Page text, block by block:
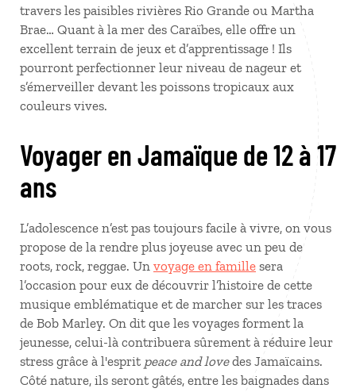
travers les paisibles rivières Rio Grande ou Martha
Brae… Quant à la mer des Caraïbes, elle offre un
excellent terrain de jeux et d’apprentissage ! Ils
pourront perfectionner leur niveau de nageur et
s’émerveiller devant les poissons tropicaux aux
couleurs vives.
Voyager en Jamaïque de 12 à 17
ans
L’adolescence n’est pas toujours facile à vivre, on vous
propose de la rendre plus joyeuse avec un peu de
roots, rock, reggae. Un voyage en famille sera
l’occasion pour eux de découvrir l’histoire de cette
musique emblématique et de marcher sur les traces
de Bob Marley. On dit que les voyages forment la
jeunesse, celui-là contribuera sûrement à réduire leur
stress grâce à l'esprit peace and lovedes Jamaïcains.
Côté nature, ils seront gâtés, entre les baignades dans